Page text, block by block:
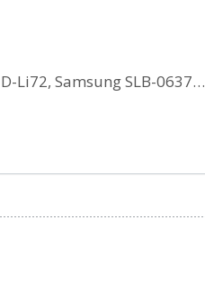
Li72, Samsung SLB-0637…